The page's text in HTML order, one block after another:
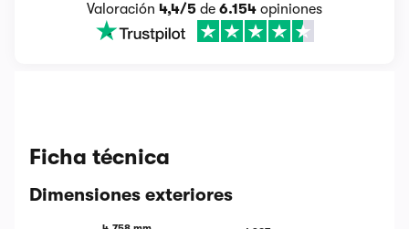
Valoración 4,4/5 de 6.154 opiniones
Ficha técnica
Dimensiones exteriores